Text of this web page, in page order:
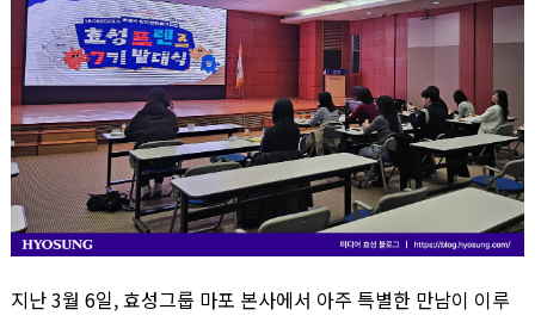
지난 3월 6일, 효성그룹 마포 본사에서 아주 특별한 만남이 이루